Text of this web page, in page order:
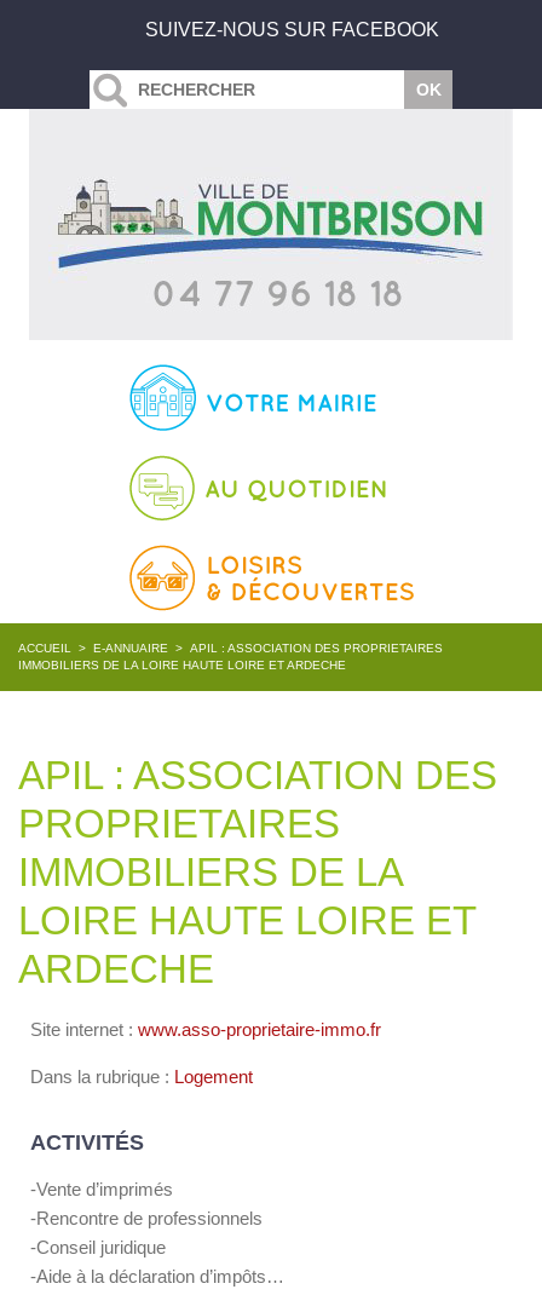
SUIVEZ-NOUS SUR FACEBOOK
ACCUEIL > E-ANNUAIRE > APIL : ASSOCIATION DES PROPRIETAIRES
IMMOBILIERS DE LA LOIRE HAUTE LOIRE ET ARDECHE
APIL : ASSOCIATION DES
PROPRIETAIRES
IMMOBILIERS DE LA
LOIRE HAUTE LOIRE ET
ARDECHE
Site internet : www.asso-proprietaire-immo.fr
Dans la rubrique : Logement
ACTIVITÉS
-Vente d’imprimés
-Rencontre de professionnels
-Conseil juridique
-Aide à la déclaration d’impôts…